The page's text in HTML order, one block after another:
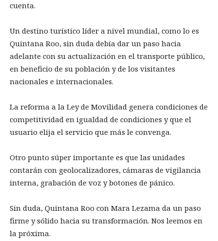
cuenta.
Un destino turístico líder a nivel mundial, como lo es
Quintana Roo, sin duda debía dar un paso hacia
adelante con su actualización en el transporte público,
en beneficio de su población y de los visitantes
nacionales e internacionales.
La reforma a la Ley de Movilidad genera condiciones de
competitividad en igualdad de condiciones y que el
usuario elija el servicio que más le convenga.
Otro punto súper importante es que las unidades
contarán con geolocalizadores, cámaras de vigilancia
interna, grabación de voz y botones de pánico.
Sin duda, Quintana Roo con Mara Lezama da un paso
firme y sólido hacia su transformación. Nos leemos en
la próxima.